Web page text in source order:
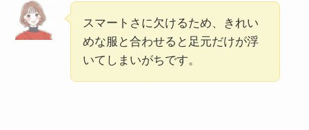
スマートさに欠けるため、きれい
めな服と合わせると足元だけが浮
いてしまいがちです。